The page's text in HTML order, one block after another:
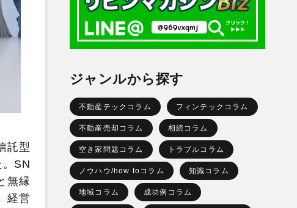
託型
SN
無縁
経営
ジャンルから探す
不動産テックコラム フィンテックコラム
不動産売却コラム 相続コラム
空き家問題コラム トラブルコラム
ノウハウ/how toコラム 知識コラム
地域コラム 成功例コラム